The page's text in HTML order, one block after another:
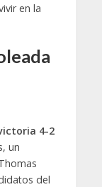
en la
4-2
un
del